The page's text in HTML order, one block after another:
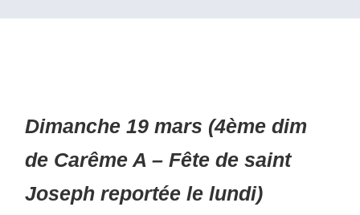
Dimanche 19 mars (4ème dim
de Carême A – Fête de saint
Joseph reportée le lundi)